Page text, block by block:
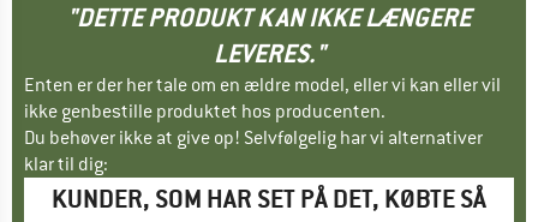
"DETTE PRODUKT KAN IKKE LÆNGERE
LEVERES."
Enten er der her tale om en ældre model, eller vi kan eller vil
ikke genbestille produktet hos producenten.
Du behøver ikke at give op! Selvfølgelig har vi alternativer
klar til dig:
KUNDER, SOM HAR SET PÅ DET, KØBTE SÅ